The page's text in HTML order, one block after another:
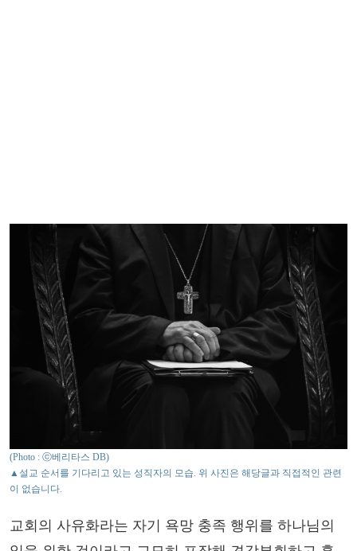
(Photo : ⓒ베리타스 DB)
▲설교 순서를 기다리고 있는 성직자의 모습. 위 사진은 해당글과 직접적인 관련
이 없습니다.
교회의 사유화라는 자기 욕망 충족 행위를 하나님의